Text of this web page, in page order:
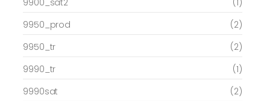
9900_sat2
(1)
9950_prod
(2)
9950_tr
(2)
9990_tr
(1)
9990sat
(2)